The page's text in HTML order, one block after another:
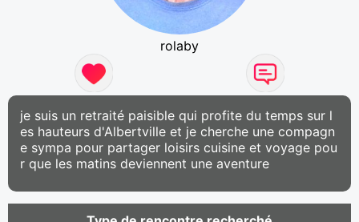
rolaby
je suis un retraité paisible qui profite du temps sur l
es hauteurs d'Albertville et je cherche une compagn
e sympa pour partager loisirs cuisine et voyage pou
r que les matins deviennent une aventure